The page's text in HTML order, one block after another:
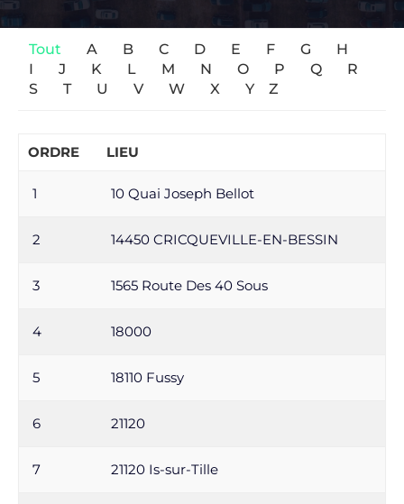
Tout A B C D E F G
H
I
J K L M N O P Q
R
S
T U V W X Y Z
ORDRE LIEU
1 10 Quai Joseph Bellot
2 14450 CRICQUEVILLE-EN-BESSIN
3 1565 Route Des 40 Sous
4 18000
5 18110 Fussy
6 21120
7 21120 Is-sur-Tille